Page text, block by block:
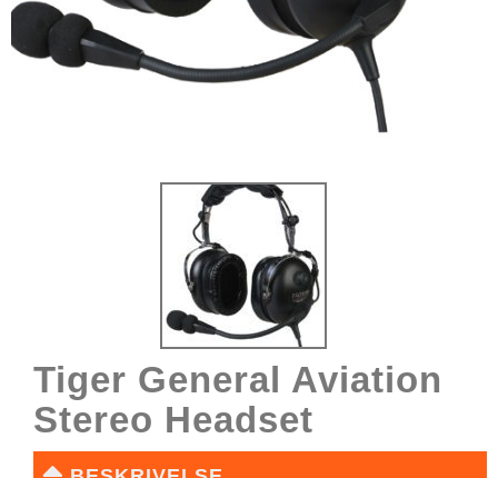
Tiger General Aviation
Stereo Headset